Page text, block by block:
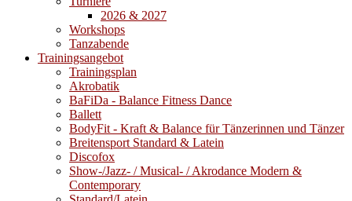
2026 & 2027
Workshops
Tanzabende
Trainingsangebot
Trainingsplan
Akrobatik
BaFiDa - Balance Fitness Dance
Ballett
BodyFit - Kraft & Balance für Tänzerinnen und Tänzer
Breitensport Standard & Latein
Discofox
Show-/Jazz- / Musical- / Akrodance Modern &
Contemporary